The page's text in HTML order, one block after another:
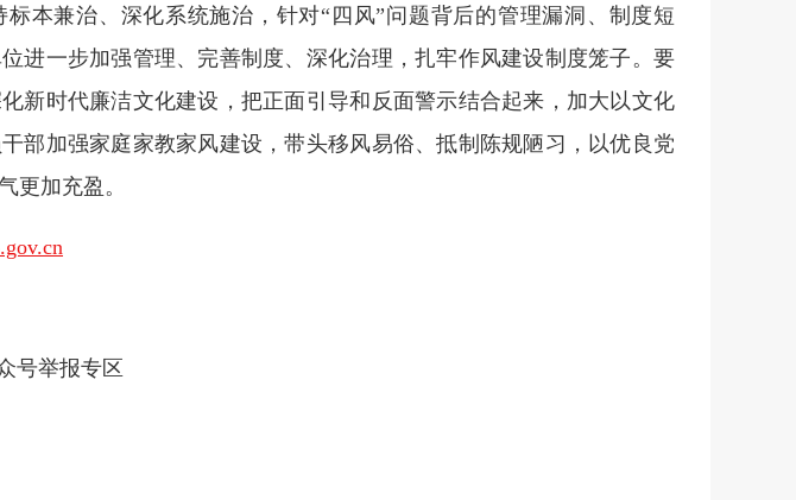
本兼治、深化系统施治，针对“四风”问题背后的管理漏洞、制度短
进一步加强管理、完善制度、深化治理，扎牢作风建设制度笼子。要
新时代廉洁文化建设，把正面引导和反面警示结合起来，加大以文化
部加强家庭家教家风建设，带头移风易俗、抵制陈规陋习，以优良党
更加充盈。
号举报专区